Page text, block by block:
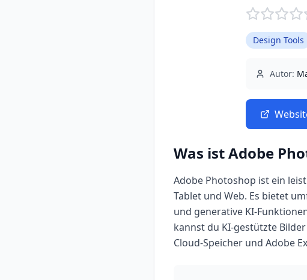
Design Tools
Autor:
Was istAdobe
Adobe Photoshop ist ein
Tablet und Web. Es bietet
und generative KI-
kannst du KI-gestützte
Cloud-Speicher und Adobe